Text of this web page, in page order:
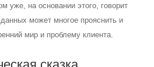
уже, на основании этого, говорит
может многое прояснить и
мир и проблему клиента.